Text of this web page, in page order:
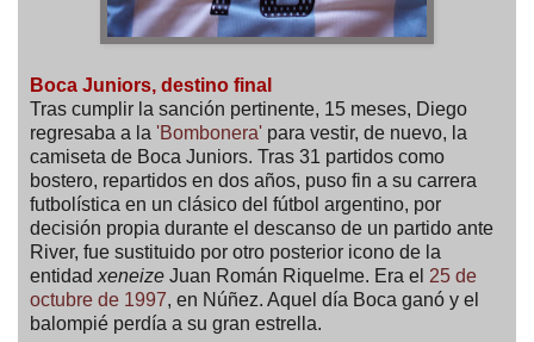
Boca Juniors, destino final
Tras cumplir la sanción pertinente, 15 meses, Diego
regresaba a la 'Bombonera' para vestir, de nuevo, la
camiseta de Boca Juniors. Tras 31 partidos como
bostero, repartidos en dos años, puso fin a su carrera
futbolística en un clásico del fútbol argentino, por
decisión propia durante el descanso de un partido ante
River, fue sustituido por otro posterior icono de la
entidad xeneize Juan Román Riquelme. Era el 25 de
octubre de 1997, en Núñez. Aquel día Boca ganó y el
balompié perdía a su gran estrella.